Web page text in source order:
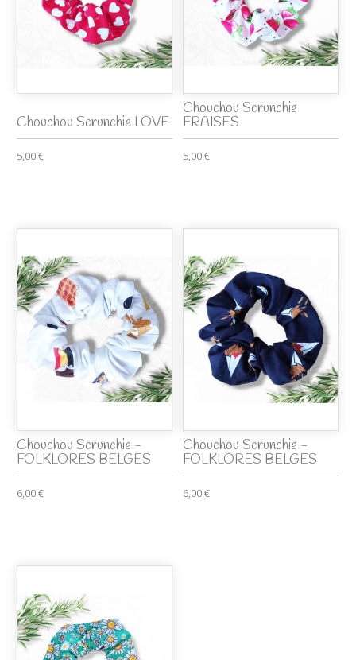
Chouchou Scrunchie LOVE
5,00 €
Chouchou Scrunchie
FRAISES
5,00 €
Chouchou Scrunchie -
FOLKLORES BELGES
6,00 €
Chouchou Scrunchie -
FOLKLORES BELGES
6,00 €